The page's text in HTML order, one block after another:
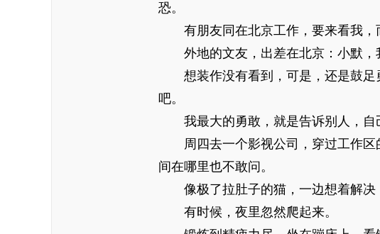
恐。
有朋友同在北京工作，要来看我，
外地的文友，出差在北京：小默，
想装作没有看到，可是，还是鼓足
吧。
我最大的勇敢，就是告诉别人，自
周四去一个影视公司，穿过工作区
间在哪里也不敢问。
像极了拉肚子的猫，一边想着解决
有时候，夜里忽然爬起来。